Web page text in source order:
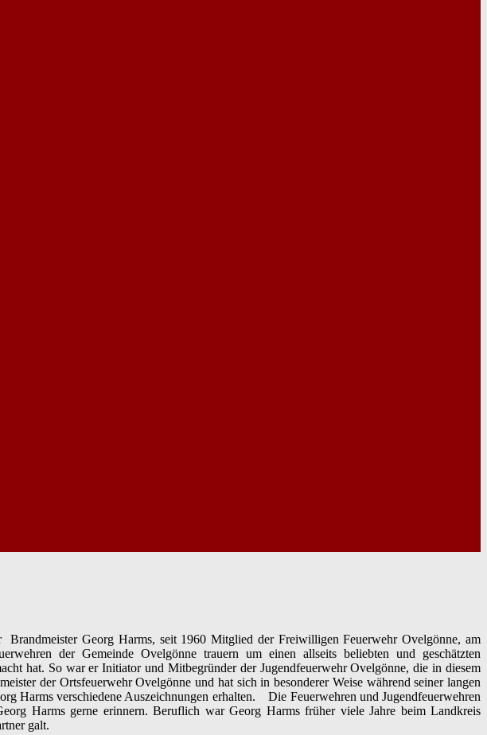
Georg Harms, seit 1960 Mitglied der Freiwilligen Feuerwehr Ovelgönne, am
der Gemeinde Ovelgönne trauern um einen allseits beliebten und geschätzten
hat. So war er Initiator und Mitbegründer der Jugendfeuerwehr Ovelgönne, die in diesem
der Ortsfeuerwehr Ovelgönne und hat sich in besonderer Weise während seiner langen
Harms verschiedene Auszeichnungen erhalten. Die Feuerwehren und Jugendfeuerwehren
Harms gerne erinnern. Beruflich war Georg Harms früher viele Jahre beim Landkreis
galt.